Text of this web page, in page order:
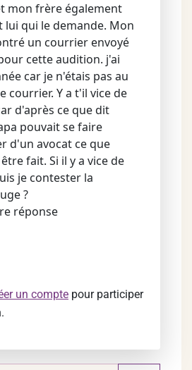
mon frère également
lui qui le demande. Mon
un courrier envoyé
cette audition. j'ai
car je n'étais pas au
courrier. Y a t'il vice de
d'après ce que dit
pouvait se faire
d'un avocat ce que
fait. Si il y a vice de
je contester la
?
réponse
un compte pour participer